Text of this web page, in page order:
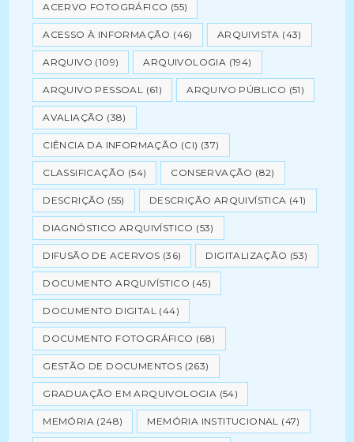
ACERVO FOTOGRÁFICO (55)
ACESSO À INFORMAÇÃO (46) ARQUIVISTA (43)
ARQUIVO (109) ARQUIVOLOGIA (194)
ARQUIVO PESSOAL (61) ARQUIVO PÚBLICO (51)
AVALIAÇÃO (38)
CIÊNCIA DA INFORMAÇÃO (CI) (37)
CLASSIFICAÇÃO (54) CONSERVAÇÃO (82)
DESCRIÇÃO (55) DESCRIÇÃO ARQUIVÍSTICA (41)
DIAGNÓSTICO ARQUIVÍSTICO (53)
DIFUSÃO DE ACERVOS (36) DIGITALIZAÇÃO (53)
DOCUMENTO ARQUIVÍSTICO (45)
DOCUMENTO DIGITAL (44)
DOCUMENTO FOTOGRÁFICO (68)
GESTÃO DE DOCUMENTOS (263)
GRADUAÇÃO EM ARQUIVOLOGIA (54)
MEMÓRIA (248) MEMÓRIA INSTITUCIONAL (47)